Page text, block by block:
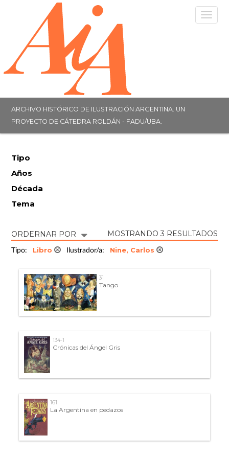
ARCHIVO HISTÓRICO DE ILUSTRACIÓN ARGENTINA. UN
PROYECTO DE CÁTEDRA ROLDÁN - FADU/UBA.
Tipo
Años
Década
Tema
ORDERNAR POR MOSTRANDO 3 RESULTADOS
Tipo: Libro Ilustrador/a: Nine, Carlos
31
Tango
134-1
Crónicas del Ángel Gris
161
La Argentina en pedazos